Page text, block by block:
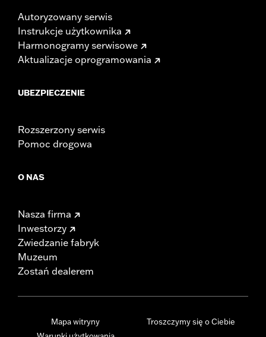
Autoryzowany serwis
Instrukcje użytkownika
Harmonogramy serwisowe
Aktualizacje oprogramowania
UBEZPIECZENIE
Rozszerzony serwis
Pomoc drogowa
O NAS
Nasza firma
Inwestorzy
Zwiedzanie fabryk
Muzeum
Zostań dealerem
Mapa witryny
Troszczymy się o Ciebie